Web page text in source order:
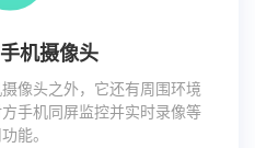
机摄像头
像头之外，它还有周围环境
手机同屏监控并实时录像等
能。